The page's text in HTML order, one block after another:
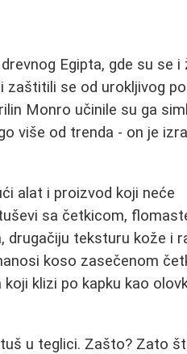
Egipta, gde su se i
zaštitili se od urokljivog
Monro učinile su ga
više od trenda - on je
alat i proizvod koji neće
sa četkicom,
drugačiju teksturu kože i
koso zasečenom
klizi po kapku kao
u teglici. Zašto? Zato